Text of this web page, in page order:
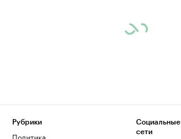
Рубрики
Политика
Социальные
сети